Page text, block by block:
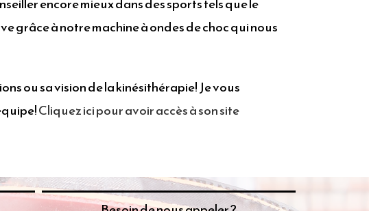
grâce à notre machine à ondes de choc qui nous
ou sa vision de la kinésithérapie! Je vous
Cliquez ici pour avoir accès à son site